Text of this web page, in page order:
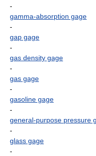
-
gamma-absorption gage
-
gap gage
-
gas density gage
-
gas gage
-
gasoline gage
-
general-purpose pressure
-
glass gage
-